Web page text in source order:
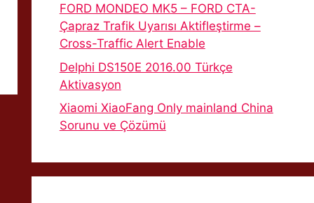
FORD MONDEO MK5 – FORD CTA-
Çapraz Trafik Uyarısı Aktifleştirme –
Cross-Traffic Alert Enable
Delphi DS150E 2016.00 Türkçe
Aktivasyon
Xiaomi XiaoFang Only mainland China
Sorunu ve Çözümü